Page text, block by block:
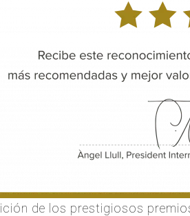
de los prestigiosos